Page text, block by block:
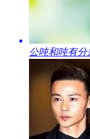
公吨和吨有分